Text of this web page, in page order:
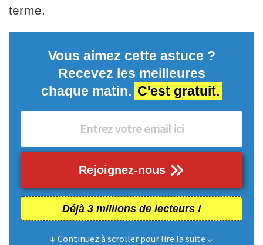
terme.
Vous aimez cette astuce ?
Recevez les meilleures
chaque matin. C'est gratuit.
Rejoignez-nous
Déjà 3 millions de lecteurs !
↓ Continuez à scroller pour lire la suite ↓